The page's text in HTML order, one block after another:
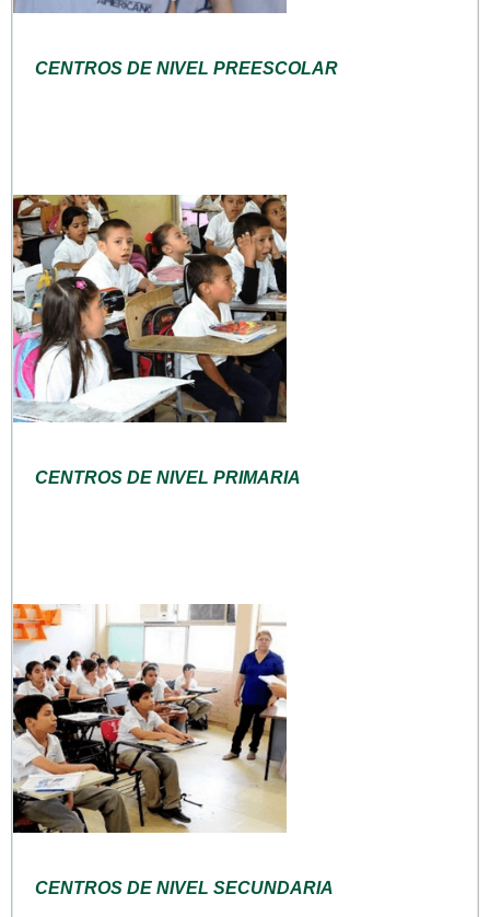
CENTROS DE NIVEL PREESCOLAR
CENTROS DE NIVEL PRIMARIA
CENTROS DE NIVEL SECUNDARIA